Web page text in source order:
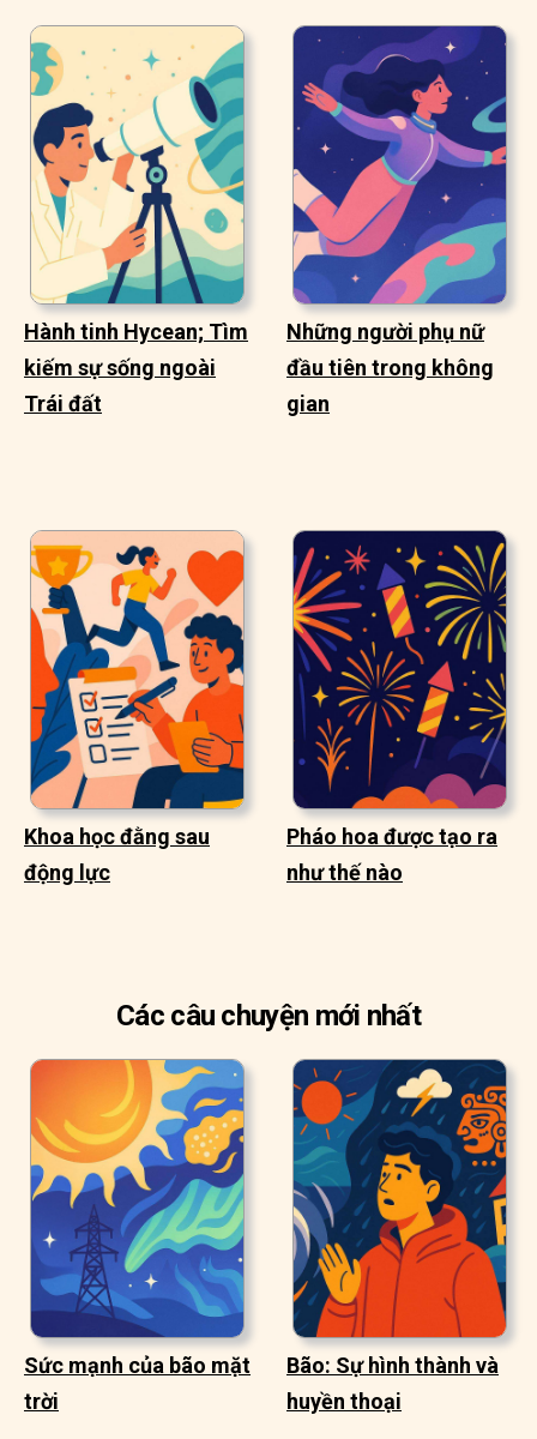
Hành tinh Hycean; Tìm
kiếm sự sống ngoài
Trái đất
Những người phụ nữ
đầu tiên trong không
gian
Khoa học đằng sau
động lực
Pháo hoa được tạo ra
như thế nào
Các câu chuyện mới nhất
Sức mạnh của bão mặt
trời
Bão: Sự hình thành và
huyền thoại